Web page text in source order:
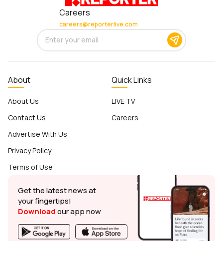
Careers
careers@reporterlive.com
About
About Us
Contact Us
Advertise With Us
Privacy Policy
Terms of Use
Quick Links
LIVE TV
Careers
Get the latest news at
your fingertips!
Downloadour app now